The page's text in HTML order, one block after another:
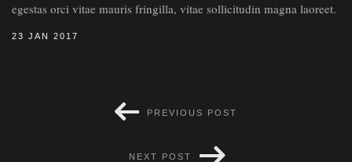
egestas orci vitae mauris fringilla, vitae sollicitudin magna laoreet.
23 JAN 2017
PREVIOUS POST
NEXT POST